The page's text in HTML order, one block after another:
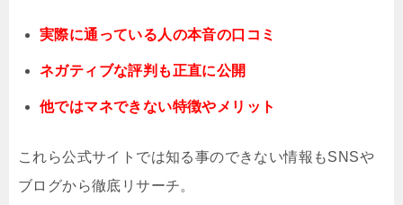
実際に通っている人の本音の口コミ
ネガティブな評判も正直に公開
他ではマネできない特徴やメリット
これら公式サイトでは知る事のできない情報もSNSや
ブログから徹底リサーチ。